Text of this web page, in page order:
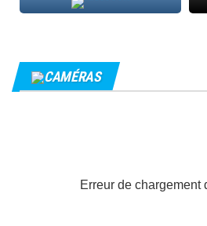
CAMÉRAS
Erreur de chargement